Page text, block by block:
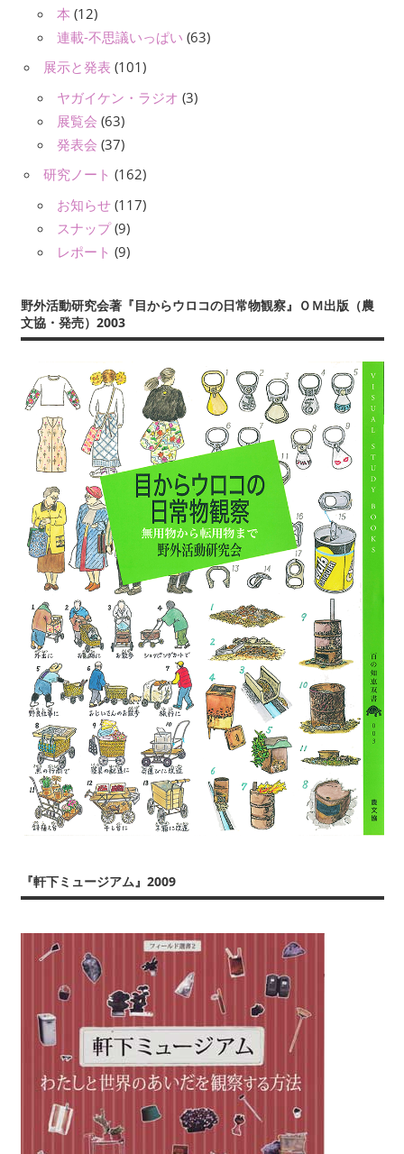
本 (12)
連載-不思議いっぱい (63)
展示と発表 (101)
ヤガイケン・ラジオ (3)
展覧会 (63)
発表会 (37)
研究ノート (162)
お知らせ (117)
スナップ(9)
レポート (9)
野外活動研究会著『目からウロコの日常物観察』ＯＭ出版（農
文協・発売）2003
『軒下ミュージアム』2009